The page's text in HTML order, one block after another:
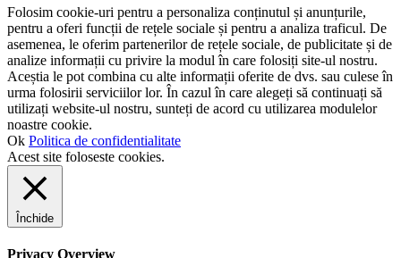
Folosim cookie-uri pentru a personaliza conținutul și anunțurile,
pentru a oferi funcții de rețele sociale și pentru a analiza traficul. De
asemenea, le oferim partenerilor de rețele sociale, de publicitate și de
analize informații cu privire la modul în care folosiți site-ul nostru.
Aceștia le pot combina cu alte informații oferite de dvs. sau culese în
urma folosirii serviciilor lor. În cazul în care alegeți să continuați să
utilizați website-ul nostru, sunteți de acord cu utilizarea modulelor
noastre cookie.
Ok Politica de confidentialitate
Acest site foloseste cookies.
Închide
Privacy Overview